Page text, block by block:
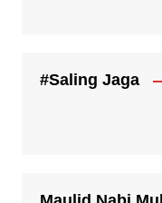
#Saling Jaga